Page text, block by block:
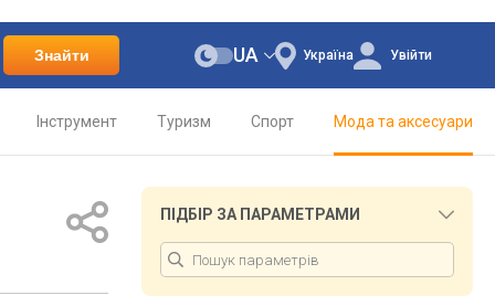
Знайти Україна
UA Увійти
Інструмент Туризм Спорт Мода та аксесуари
ПІДБІР ЗА ПАРАМЕТРАМИ